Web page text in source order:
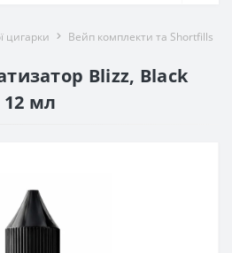
цигарки Вейп комплекти та Shortfills
Blizz, Black
12 мл